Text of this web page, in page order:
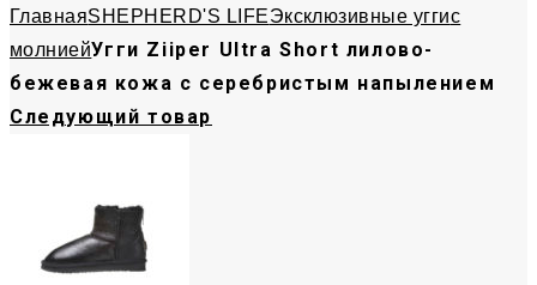
ГлавнаяSHEPHERD'S LIFEЭксклюзивные уггис
молниейУгги Ziiper Ultra Short лилово-
бежевая кожа с серебристым напылением
Следующий товар